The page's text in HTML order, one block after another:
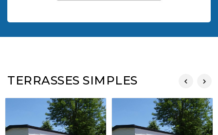
TERRASSES SIMPLES